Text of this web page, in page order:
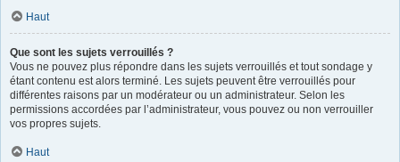
Haut
Que sont les sujets verrouillés ?
Vous ne pouvez plus répondre dans les sujets verrouillés et tout sondage y
étant contenu est alors terminé. Les sujets peuvent être verrouillés pour
différentes raisons par un modérateur ou un administrateur. Selon les
permissions accordées par l’administrateur, vous pouvez ou non verrouiller
vos propres sujets.
Haut